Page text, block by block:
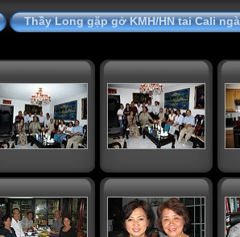
Thầy Long gặp gở KMH/HN tai Cali